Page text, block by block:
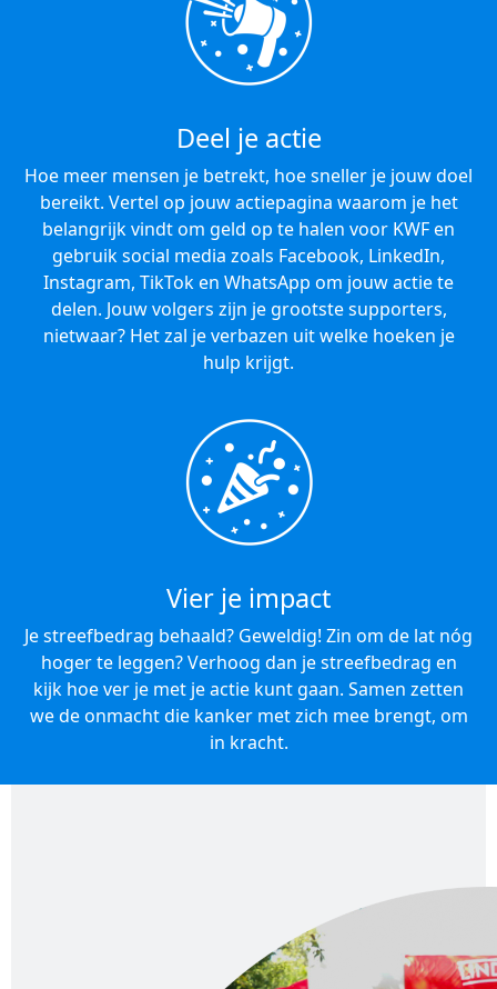
Deel je actie
Hoe meer mensen je betrekt, hoe sneller je jouw doel
bereikt. Vertel op jouw actiepagina waarom je het
belangrijk vindt om geld op te halen voor KWF en
gebruik social media zoals Facebook, LinkedIn,
Instagram, TikTok en WhatsApp om jouw actie te
delen. Jouw volgers zijn je grootste supporters,
nietwaar? Het zal je verbazen uit welke hoeken je
hulp krijgt.
Vier je impact
Je streefbedrag behaald? Geweldig! Zin om de lat nóg
hoger te leggen? Verhoog dan je streefbedrag en
kijk hoe ver je met je actie kunt gaan. Samen zetten
we de onmacht die kanker met zich mee brengt, om
in kracht.